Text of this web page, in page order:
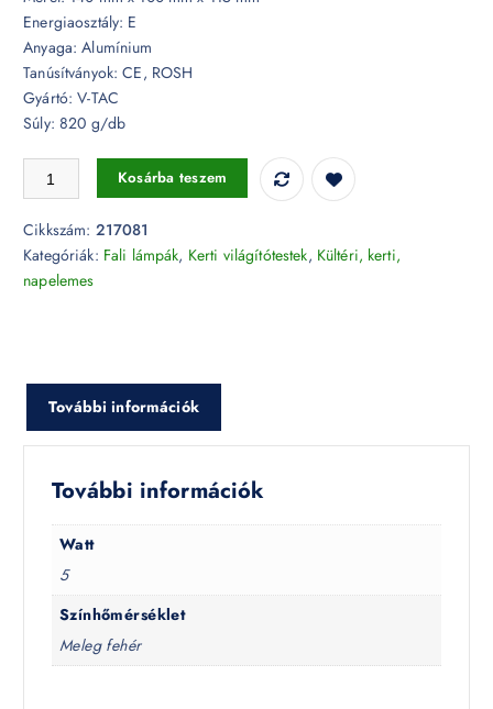
Energiaosztály: E
Anyaga: Alumínium
Tanúsítványok: CE, ROSH
Gyártó: V-TAC
Súly: 820 g/db
5W Fekete rejtett fali lámpa IP65 3000K - 217081 mennyiség
Kosárba teszem
Cikkszám: 217081
Kategóriák: Fali lámpák, Kerti világítótestek, Kültéri, kerti,
napelemes
További információk
További információk
Watt
5
Színhőmérséklet
Meleg fehér